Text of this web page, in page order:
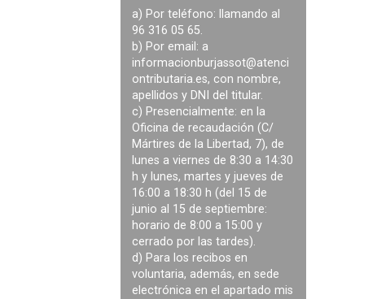
a) Por teléfono: llamando al
96 316 05 65.
b) Por email: a
informacionburjassot@atenci
ontributaria.es, con nombre,
apellidos y DNI del titular.
c) Presencialmente: en la
Oficina de recaudación (C/
Mártires de la Libertad, 7), de
lunes a viernes de 8:30 a 14:30
h y lunes, martes y jueves de
16:00 a 18:30 h (del 15 de
junio al 15 de septiembre:
horario de 8:00 a 15:00 y
cerrado por las tardes).
d) Para los recibos en
voluntaria, además, en sede
electrónica en el apartado mis